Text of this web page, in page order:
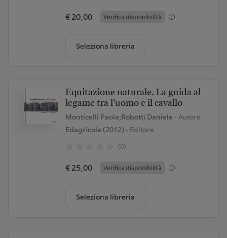
€ 20,00 Verifica disponibilità
Seleziona libreria
Equitazione naturale. La guida al
legame tra l'uomo e il cavallo
Monticelli Paola;Robotti Daniele - Autore
Edagricole (2012)- Editore
(0)
€ 25,00 Verifica disponibilità
Seleziona libreria